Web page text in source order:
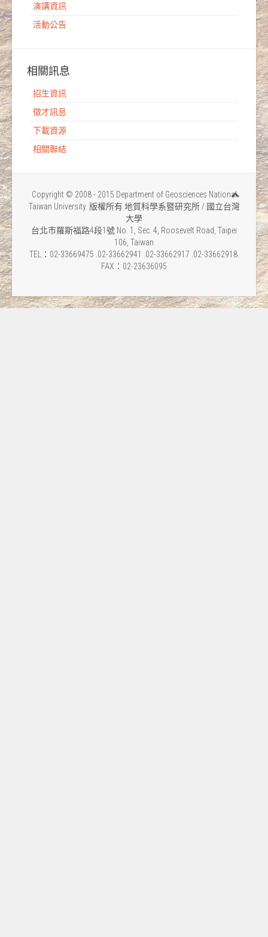
演講資訊
活動公告
相關訊息
招生資訊
徵才訊息
下載資源
相關聯結
Copyright © 2008 - 2015 Department of Geosciences National
Taiwan University. 版權所有 地質科學系暨研究所 / 國立台灣
大學
台北市羅斯福路4段1號 No. 1, Sec. 4, Roosevelt Road, Taipei
106, Taiwan
TEL：02-33669475 .02-33662941 .02-33662917 .02-33662918.
FAX：02-23636095